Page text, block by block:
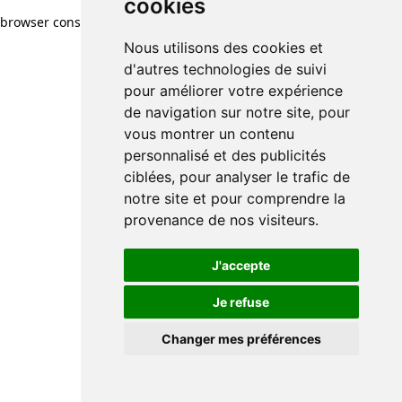
cookies
Nous utilisons des cookies et
d'autres technologies de suivi
pour améliorer votre expérience
de navigation sur notre site, pour
vous montrer un contenu
personnalisé et des publicités
ciblées, pour analyser le trafic de
notre site et pour comprendre la
provenance de nos visiteurs.
J'accepte
Je refuse
Changer mes préférences
browser console for more information)